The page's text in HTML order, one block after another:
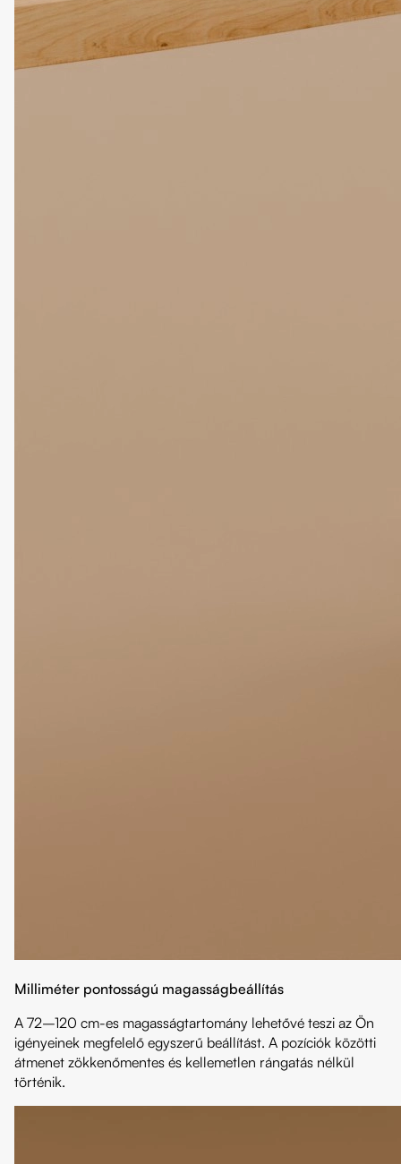
Milliméter pontosságú magasságbeállítás
A 72–120 cm-es magasságtartomány lehetővé teszi az Ön
igényeinek megfelelő egyszerű beállítást. A pozíciók közötti
átmenet zökkenőmentes és kellemetlen rángatás nélkül
történik.